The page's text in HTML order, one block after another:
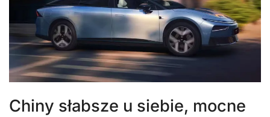
Chiny słabsze u siebie, mocne